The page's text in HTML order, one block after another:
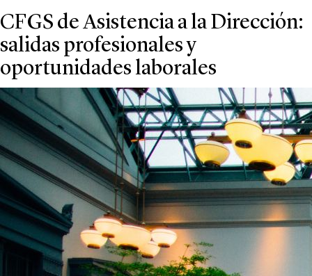
CFGS de Asistencia a la Dirección:
salidas profesionales y
oportunidades laborales